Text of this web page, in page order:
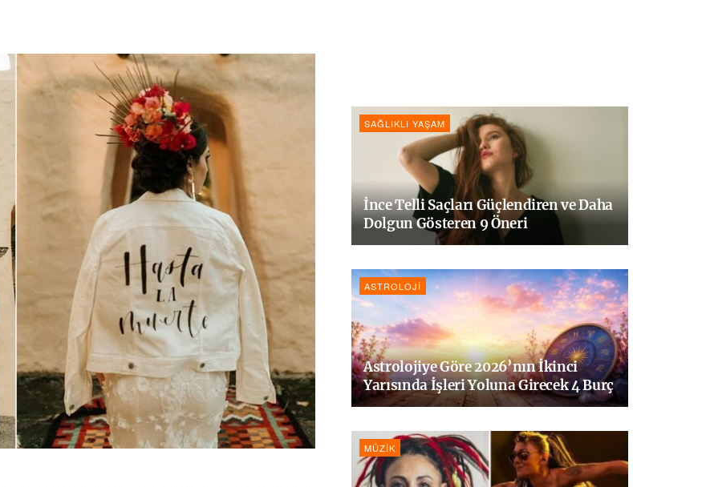
SAĞLIKLI YAŞAM
İnce Telli Saçları Güçlendiren ve Daha
Dolgun Gösteren 9 Öneri
ASTROLOJI
Astrolojiye Göre 2026’nın İkinci
Yarısında İşleri Yoluna Girecek 4 Burç
MÜZIK